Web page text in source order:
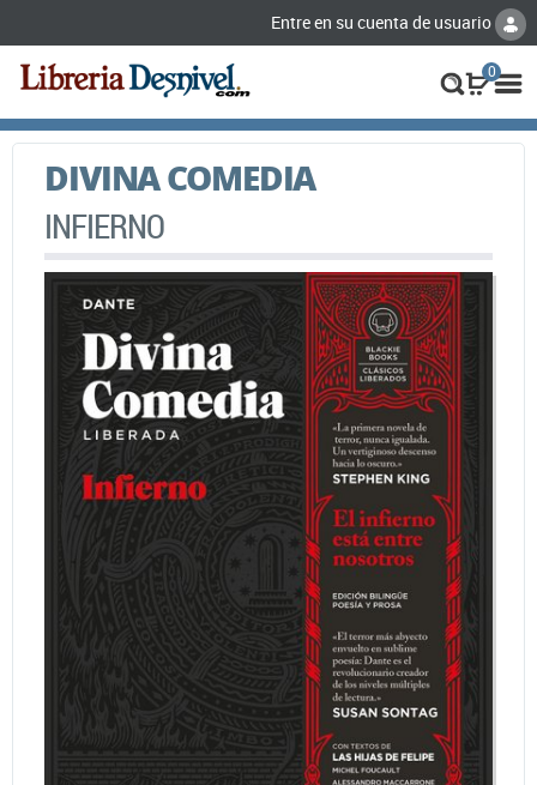
Entre en su cuenta de usuario
0
DIVINA COMEDIA
INFIERNO